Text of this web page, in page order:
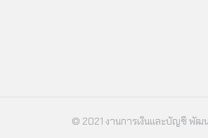
© 2021 งานการเงินและบัญชีพัฒน